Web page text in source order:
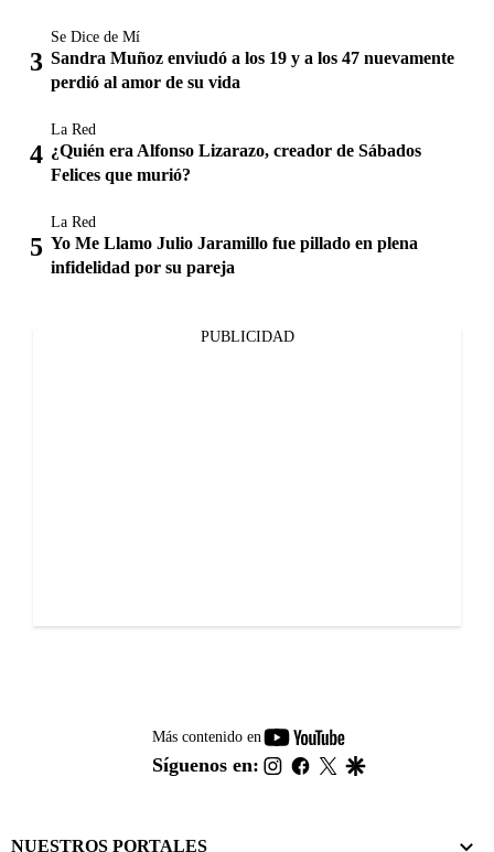
Se Dice de Mí
Sandra Muñoz enviudó a los 19 y a los 47 nuevamente
perdió al amor de su vida
La Red
¿Quién era Alfonso Lizarazo, creador de Sábados
Felices que murió?
La Red
Yo Me Llamo Julio Jaramillo fue pillado en plena
infidelidad por su pareja
PUBLICIDAD
Más contenido en
youtube-
footer
Síguenos en: instagram
facebook
twitter
NUESTROS PORTALES